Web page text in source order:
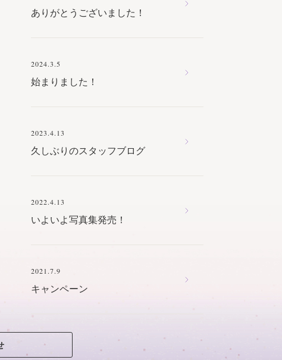
ありがとうございました！
2024.3.5
始まりました！
2023.4.13
久しぶりのスタッフブログ
2022.4.13
いよいよ写真集発売！
2021.7.9
キャンペーン